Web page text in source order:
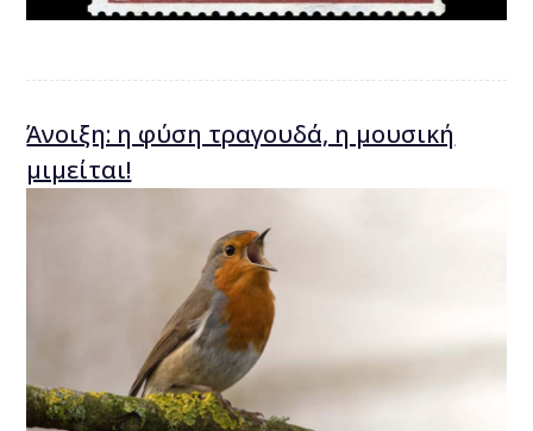
Άνοιξη: η φύση τραγουδά, η μουσική
μιμείται!